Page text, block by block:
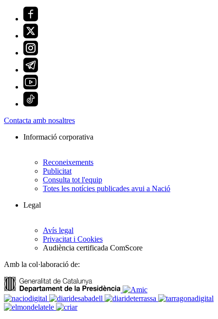
Contacta amb nosaltres
Informació corporativa
Reconeixements
Publicitat
Consulta tot l'equip
Totes les notícies publicades avui a Nació
Legal
Avís legal
Privacitat i Cookies
Audiència certificada ComScore
Amb la col·laboració de: